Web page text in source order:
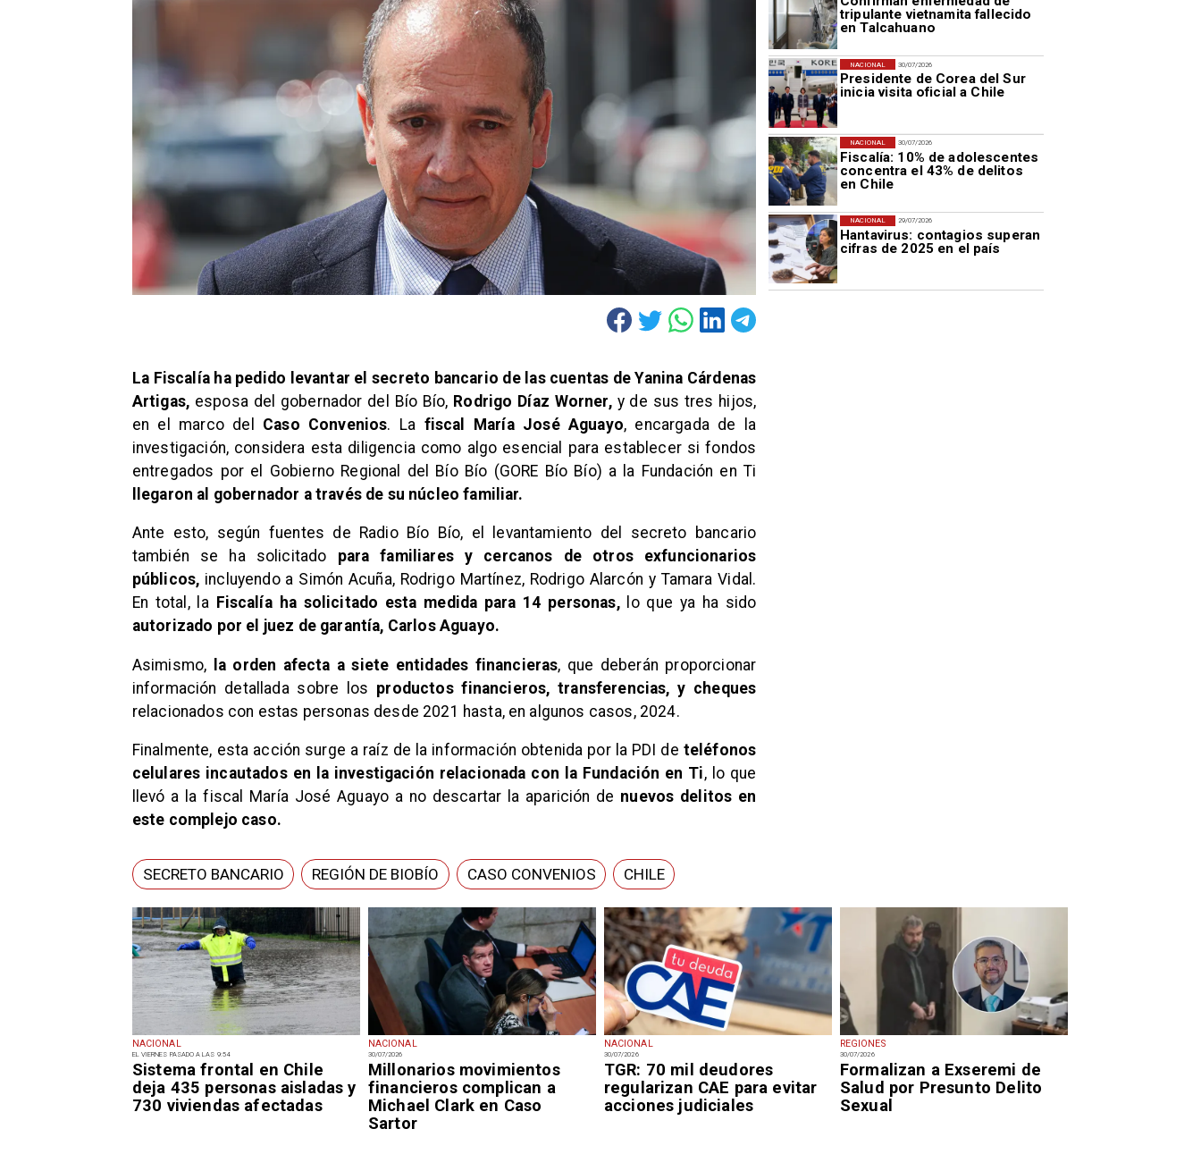
NACIONAL
EL VIERNES PASADO A LAS 9:54
Sistema frontal en Chile
deja 435 personas aisladas y
730 viviendas afectadas
NACIONAL
30/07/2026
Millonarios movimientos
financieros complican a
Michael Clark en Caso
Sartor
NACIONAL
30/07/2026
TGR: 70 mil deudores
regularizan CAE para evitar
acciones judiciales
REGIONES
30/07/2026
Formalizan a Exseremi de
Salud por Presunto Delito
Sexual
tripulante vietnamita fallecido
en Talcahuano
30/07/2026
Presidente de Corea del Sur
inicia visita oficial a Chile
NACIONAL
30/07/2026
Fiscalía: 10% de adolescentes
concentra el 43% de delitos
en Chile
NACIONAL
29/07/2026
Hantavirus: contagios superan
cifras de 2025 en el país
NACIONAL
La Fiscalía ha pedido levantar el secreto bancario de las cuentas de Yanina Cárdenas
Artigas, esposa del gobernador del Bío Bío, Rodrigo Díaz Worner,y de sus tres hijos,
en el marco del
Caso Convenios. La fiscal María José Aguayo, encargada de la
investigación, considera esta diligencia como algo esencial para establecer si fondos
entregados por el Gobierno Regional del Bío Bío (GORE Bío Bío) a la Fundación en Ti
llegaron al gobernador a través de su núcleo familiar.
Ante esto, según fuentes de Radio Bío Bío, el levantamiento del secreto bancario
también se ha solicitado para familiares y cercanos de otros exfuncionarios
públicos, incluyendo a Simón Acuña, Rodrigo Martínez, Rodrigo Alarcón y Tamara Vidal.
En total, la Fiscalía ha solicitado esta medida para 14 personas,lo que ya ha sido
autorizado por el juez de garantía, Carlos Aguayo.
Asimismo, la orden afecta a siete entidades financieras, que deberán proporcionar
información detallada sobre los productos financieros, transferencias, y cheques
relacionados con estas personas desde 2021 hasta, en algunos casos, 2024.
Finalmente, esta acción surge a raíz de la información obtenida por la PDI de teléfonos
celulares incautados en la investigación relacionada con la Fundación en Ti, lo que
llevó a la fiscal María José Aguayo a no descartar la aparición de nuevos delitos en
este complejo caso.
SECRETO BANCARIO REGIÓN DE BIOBÍO CASO CONVENIOS CHILE